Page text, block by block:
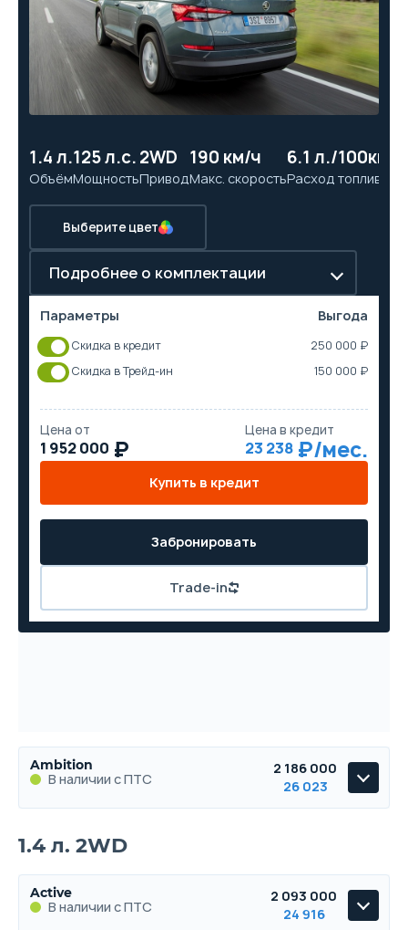
1.4 л.
Объём
125 л.с.
Мощность
2WD
Привод
190 км/ч
Макс. скорость
6.1 л./100км
Расход топлива
Выберите цвет
Подробнее о комплектации
Параметры Выгода
Скидка в кредит
250 000 ₽
Скидка в Трейд-ин
150 000 ₽
Цена от
1 952 000
Цена в кредит
23 238
Купить в кредит
Trade-in
Забронировать
Ambition
В наличии с ПТС
2 186 000
26 023
Ambition
В наличии с ПТС
1.4 л. 2WD
Active
В наличии с ПТС
2 093 000
24 916